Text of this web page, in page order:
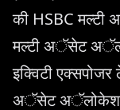
की HSBC
मल्टी अॅसेट
इक्विटी एक्सपोजर
अॅसेट अॅलोकेशन